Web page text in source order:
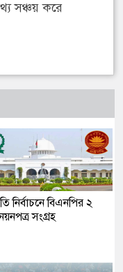
সঞ্চয় করে
নির্বাচনে বিএনপির ২
সংগ্রহ